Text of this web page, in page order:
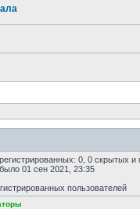
0, 0 скрытых
01 сен 2021, 23:35
пользователей